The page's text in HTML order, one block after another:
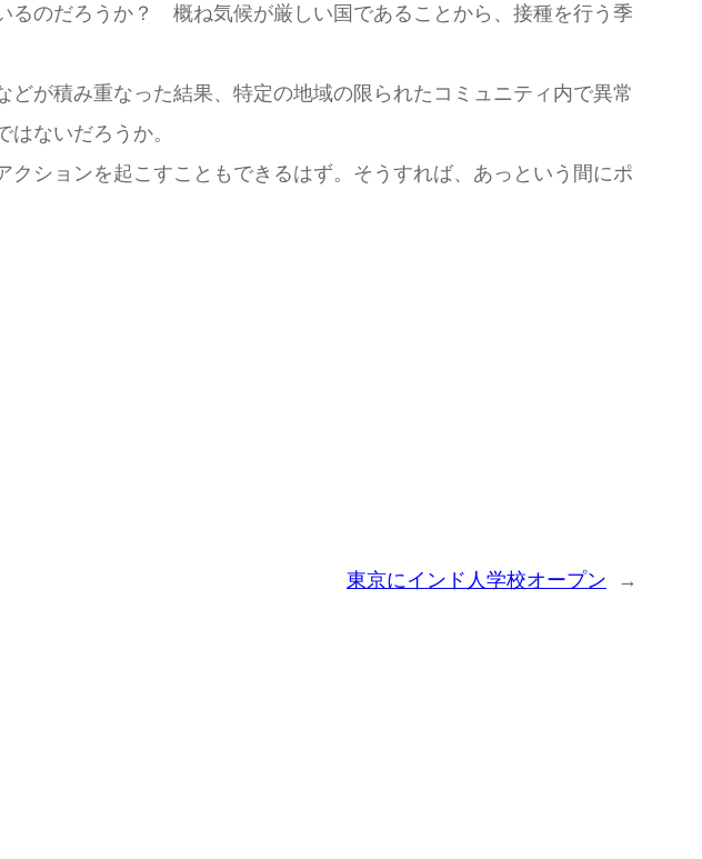
のだろうか？ 概ね気候が厳しい国であることから、接種を行う季
が積み重なった結果、特定の地域の限られたコミュニティ内で異常
ないだろうか。
ションを起こすこともできるはず。そうすれば、あっという間にポ
東京にインド人学校オープン →